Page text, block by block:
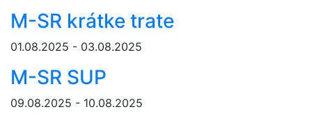
M-SR krátke trate
01.08.2025 - 03.08.2025
M-SR SUP
09.08.2025 - 10.08.2025